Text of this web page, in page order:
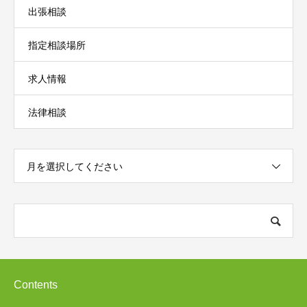
出張相談
指定相談場所
求人情報
法律相談
月を選択してください
Contents